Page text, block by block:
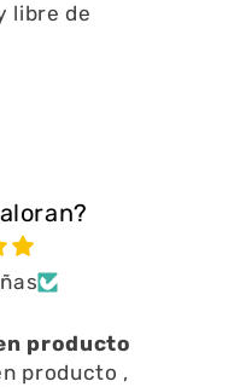
libre de
producto
producto ,